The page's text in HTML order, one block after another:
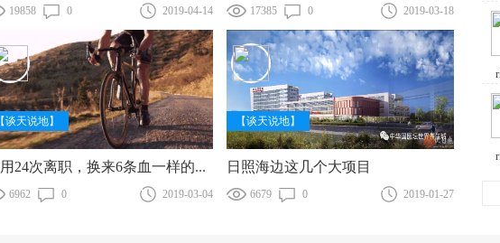
19858 0 2019-04-14 17385 0 2019-03-18
【谈天说地】
我用24次离职，换来6条血一样的教训(来源 |
6962 0 2019-03-04
【谈天说地】
日照海边这几个大项目
6679 0 2019-01-27